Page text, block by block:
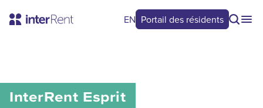
EN Portail des résidents
0/ 0
InterRent Esprit